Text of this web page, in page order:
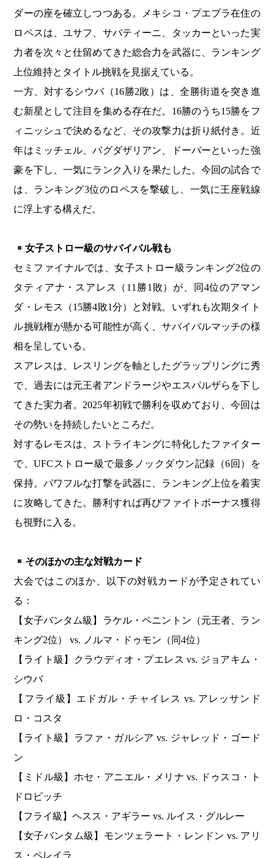
ダーの座を確立しつつある。メキシコ・プエブラ在住の
ロペスは、ユサフ、サバティーニ、タッカーといった実
力者を次々と仕留めてきた総合力を武器に、ランキング
上位維持とタイトル挑戦を見据えている。
一方、対するシウバ（16勝2敗）は、全勝街道を突き進
む新星として注目を集める存在だ。16勝のうち15勝をフ
ィニッシュで決めるなど、その攻撃力は折り紙付き。近
年はミッチェル、バグダザリアン、ドーバーといった強
豪を下し、一気にランク入りを果たした。今回の試合で
は、ランキング3位のロペスを撃破し、一気に王座戦線
に浮上する構えだ。
女子ストロー級のサバイバル戦も
セミファイナルでは、女子ストロー級ランキング2位の
タティアナ・スアレス（11勝1敗）が、同4位のアマン
ダ・レモス（15勝4敗1分）と対戦。いずれも次期タイト
ル挑戦権が懸かる可能性が高く、サバイバルマッチの様
相を呈している。
スアレスは、レスリングを軸としたグラップリングに秀
で、過去には元王者アンドラージやエスパルザらを下し
てきた実力者。2025年初戦で勝利を収めており、今回は
その勢いを持続したいところだ。
対するレモスは、ストライキングに特化したファイター
で、UFCストロー級で最多ノックダウン記録（6回）を
保持。パワフルな打撃を武器に、ランキング上位を着実
に攻略してきた。勝利すれば再びファイトボーナス獲得
も視野に入る。
そのほかの主な対戦カード
大会ではこのほか、以下の対戦カードが予定されてい
る：
【女子バンタム級】ラケル・ペニントン（元王者、ラン
キング2位） vs. ノルマ・ドゥモン（同4位）
【ライト級】クラウディオ・プエレス vs. ジョアキム・
シウバ
【フライ級】エドガル・チャイレス vs. アレッサンド
ロ・コスタ
【ライト級】ラファ・ガルシア vs. ジャレッド・ゴード
ン
【ミドル級】ホセ・アニエル・メリナ vs. ドゥスコ・ト
ドロビッチ
【フライ級】ヘスス・アギラー vs. ルイス・グルレー
【女子バンタム級】モンツェラート・レンドン vs. アリ
ス・ペレイラ